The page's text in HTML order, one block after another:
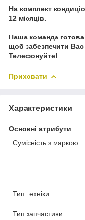
На комплект
12 місяців.
Наша команда
щоб забезпечити
Телефонуйте!
Приховати
Характеристики
Основні атрибути
Сумісність з маркою
Тип техніки
Тип запчастини